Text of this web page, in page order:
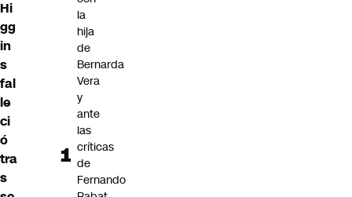
Hi
gg
in
s
fal
le
ci
ó
tra
s
la
hija
de
Bernarda
Vera
y
ante
las
críticas
de
Fernando